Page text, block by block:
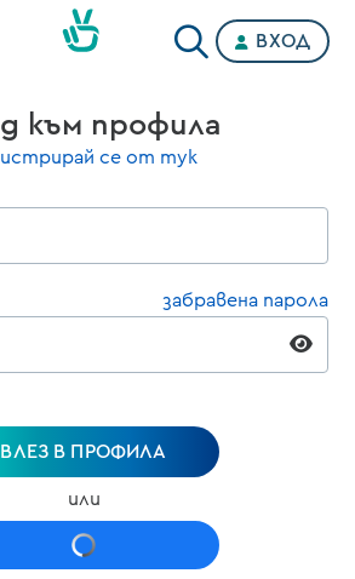
ВХОД
към профила
се от тук
забравена парола
ВЛЕЗ В ПРОФИЛА
или